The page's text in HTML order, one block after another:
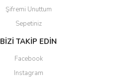
Şifremi Unuttum
Sepetiniz
BİZİ TAKİP EDİN
Facebook
Instagram